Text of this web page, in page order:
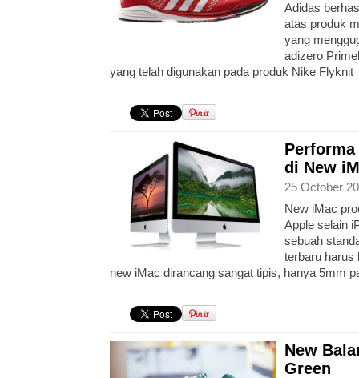
Adidas
atas produk
yang
adizero
yang telah digunakan pada produk Nike Flyknit
Performa
di New
25 October
New iMac
Apple selain
sebuah
terbaru harus
new iMac dirancang sangat tipis, hanya 5mm
New
Green